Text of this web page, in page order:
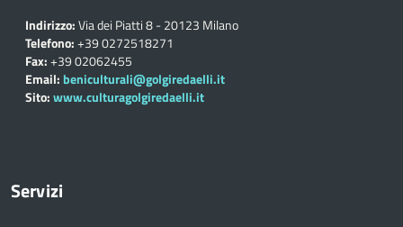
Indirizzo:Via dei Piatti 8 - 20123 Milano
Telefono:+39 0272518271
Fax:+39 02062455
Email: beniculturali@golgiredaelli.it
Sito:www.culturagolgiredaelli.it
Servizi